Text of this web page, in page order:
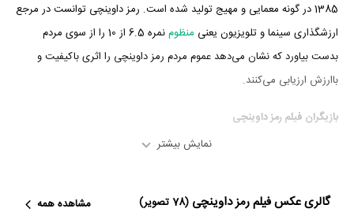
1385 در گونه معمایی و مهیج تولید شده است. رمز داوینچی توانست در مرجع
ارزشگذاری سینما و تلویزیون یعنی منظوم
نمره 6.5 از 10 را از سوی مردم
بدست بیاورد که نشان می‌دهد عموم مردم رمز داوینچی را اثری باکیفیت و
باارزش ارزیابی می‌کنند.
بازیگران فیلم رمز داوینچی
بازیگران فیلم رمز داوینچی چه کسانی هستند؟ در رمز داوینچی بازیگرانی چون
Neveu، ژان رنودر نقش Captain Bezu Fache، ایان مک کلن
در نقش Sir
نمایش بیشتر
گالری عکس فیلم رمز داوینچی (78 تصویر)
مشاهده همه